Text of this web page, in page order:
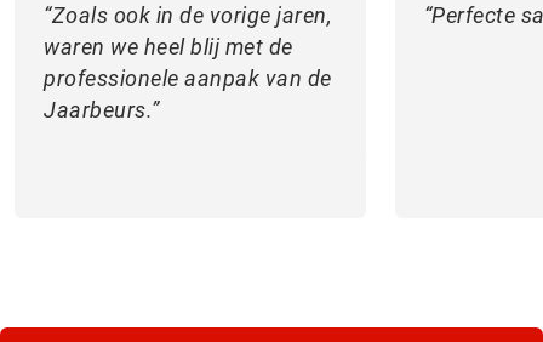
Zoals ook in de vorige jaren,
waren we heel blij met de
professionele aanpak van de
Jaarbeurs.
Perfecte